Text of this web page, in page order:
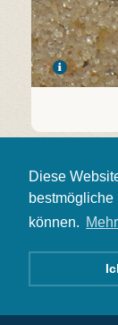
Diese
können.